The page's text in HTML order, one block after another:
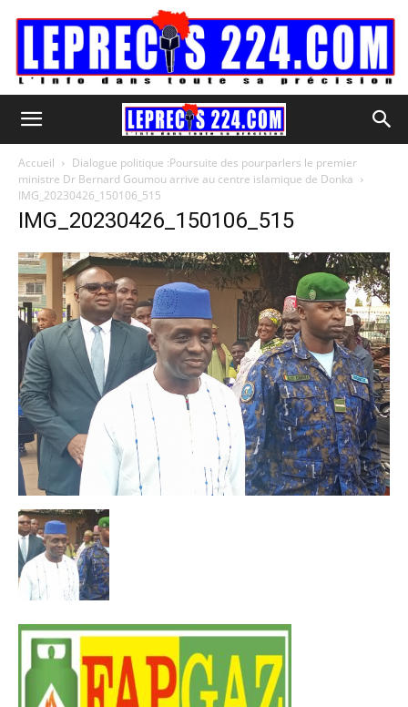
Accueil
Dialogue politique :Poursuite des pourparlers le premier
ministre Dr Bernard Goumou arrive au centre islamique de Donka
IMG_20230426_150106_515
IMG_20230426_150106_515